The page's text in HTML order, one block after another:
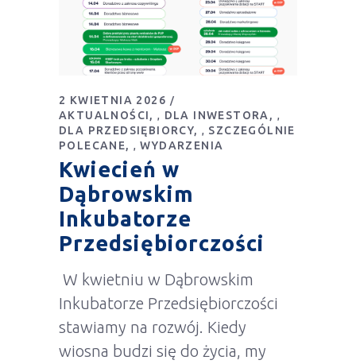
2 KWIETNIA 2026
AKTUALNOŚCI
DLA INWESTORA
DLA PRZEDSIĘBIORCY
SZCZEGÓLNIE
POLECANE
,WYDARZENIA
Kwiecień w
Dąbrowskim
Inkubatorze
Przedsiębiorczości
W kwietniu w Dąbrowskim
Inkubatorze Przedsiębiorczości
stawiamy na rozwój. Kiedy
wiosna budzi się do życia, my